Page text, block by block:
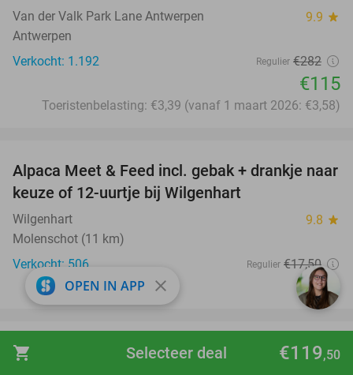
shopping_cart €119,50
Selecteer deal
Van der Valk Park Lane Antwerpen 9.9 star
Antwerpen
Verkocht: 1.192
Regulier €282
€115
Toeristenbelasting: €3,39 (vanaf 1 maart 2026: €3,58)
43%
Alpaca Meet & Feed incl. gebak + drankje naar
keuze of 12-uurtje bij Wilgenhart
Wilgenhart 9.8 star
Molenschot (11 km)
Verkocht: 506
Regulier €17,50
€9,95
41%
favorite_border
Minigolf met 15 holes + drankje + gebak naar
OPEN IN APP close